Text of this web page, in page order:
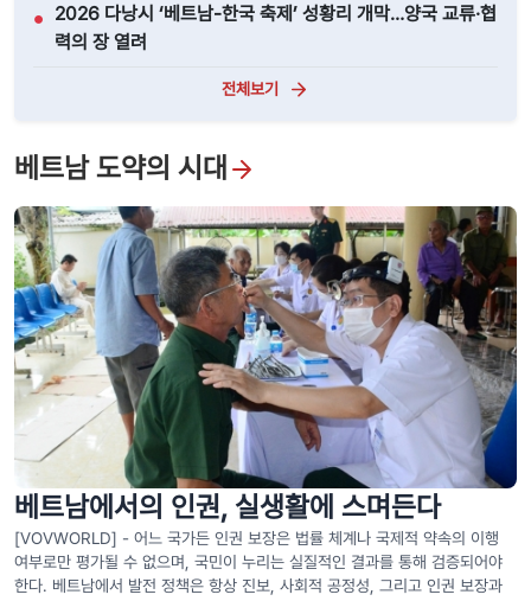
● 2026 다낭시 ‘베트남-한국 축제’ 성황리 개막…양국 교류·협
력의 장 열려
전체보기
베트남 도약의 시대
베트남에서의 인권, 실생활에 스며든다
[VOVWORLD] - 어느 국가든 인권 보장은 법률 체계나 국제적 약속의 이행
여부로만 평가될 수 없으며, 국민이 누리는 실질적인 결과를 통해 검증되어야
한다. 베트남에서 발전 정책은 항상 진보, 사회적 공정성, 그리고 인권 보장과